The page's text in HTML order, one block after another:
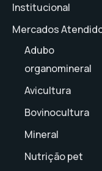
Institucional
Mercados
Adubo
organomineral
Avicultura
Bovinocultura
Mineral
Nutrição pet